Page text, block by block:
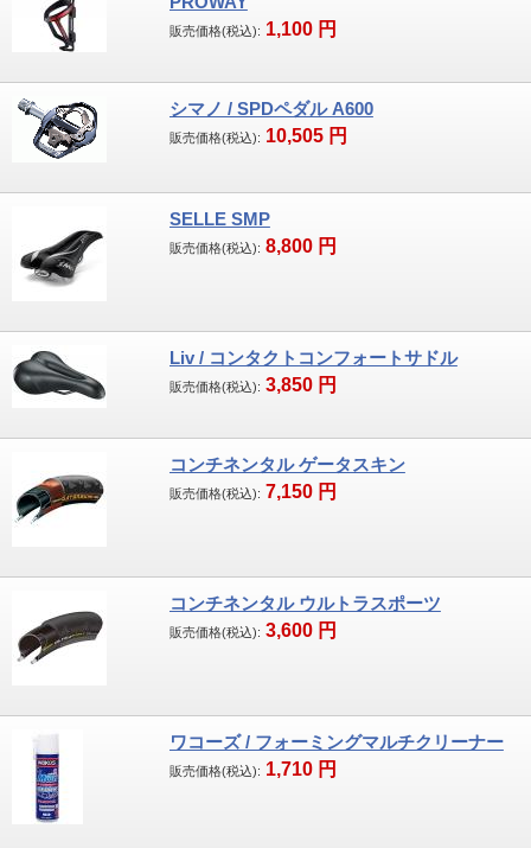
す。
2007年第一期生合格以来2度の更新を果たし
現在に至っています。資格者が組み立てたス
す。
販売価格(税込): 1,100 円
シマノ / SPDペダル A600
販売価格(税込): 10,505 円
SELLE SMP
販売価格(税込): 8,800 円
Liv / コンタクトコンフォートサドル
販売価格(税込): 3,850 円
コンチネンタル ゲータスキン
販売価格(税込): 7,150 円
コンチネンタル ウルトラスポーツ
販売価格(税込): 3,600 円
ワコーズ / フォーミングマルチクリーナー
販売価格(税込): 1,710 円